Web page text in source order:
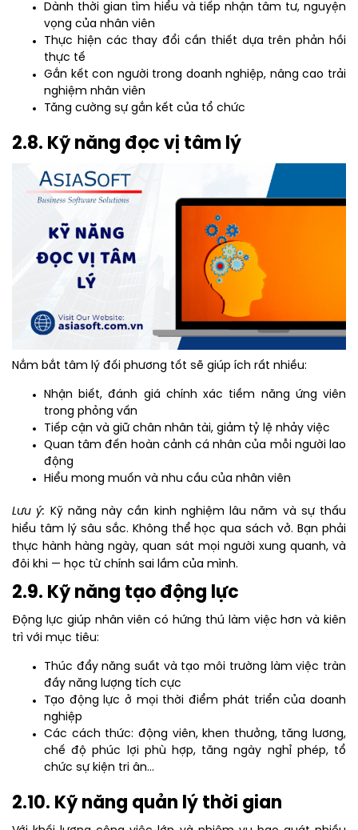
Dành thời gian tìm hiểu và tiếp nhận tâm tư, nguyện
vọng của nhân viên
Thực hiện các thay đổi cần thiết dựa trên phản hồi
thực tế
Gắn kết con người trong doanh nghiệp, nâng cao trải
nghiệm nhân viên
Tăng cường sự gắn kết của tổ chức
2.8. Kỹ năng đọc vị tâm lý
Nắm bắt tâm lý đối phương tốt sẽ giúp ích rất nhiều:
Nhận biết, đánh giá chính xác tiềm năng ứng viên
trong phỏng vấn
Tiếp cận và giữ chân nhân tài, giảm tỷ lệ nhảy việc
Quan tâm đến hoàn cảnh cá nhân của mỗi người lao
động
Hiểu mong muốn và nhu cầu của nhân viên
Lưu ý: Kỹ năng này cần kinh nghiệm lâu năm và sự thấu
hiểu tâm lý sâu sắc. Không thể học qua sách vở. Bạn phải
thực hành hàng ngày, quan sát mọi người xung quanh, và
đôi khi — học từ chính sai lầm của mình.
2.9. Kỹ năng tạo động lực
Động lực giúp nhân viên có hứng thú làm việc hơn và kiên
trì với mục tiêu:
Thúc đẩy năng suất và tạo môi trường làm việc tràn
đầy năng lượng tích cực
Tạo động lực ở mọi thời điểm phát triển của doanh
nghiệp
Các cách thức: động viên, khen thưởng, tăng lương,
chế độ phúc lợi phù hợp, tăng ngày nghỉ phép, tổ
chức sự kiện tri ân…
2.10. Kỹ năng quản lý thời gian